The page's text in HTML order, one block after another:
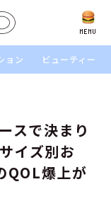
MENU
SEARCH
ョン ビューティー
スで決まり
イズ別お
QOL爆上が